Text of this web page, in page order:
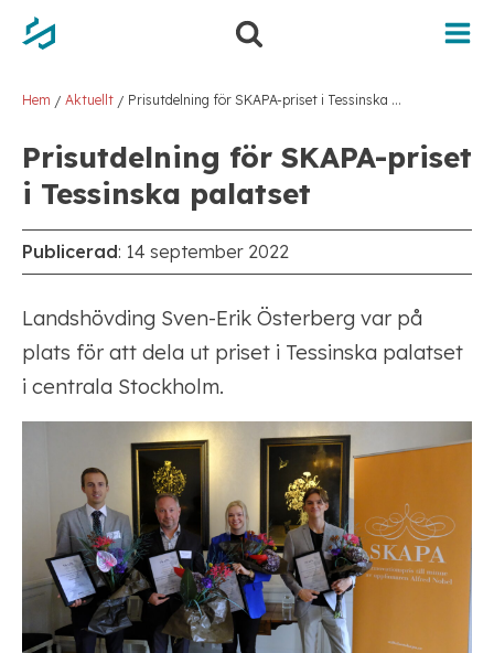
Hoppa
Hoppa
Hem / Aktuellt / Prisutdelning för SKAPA-priset i Tessinska palatset
Prisutdelning för SKAPA-priset
i Tessinska palatset
Publicerad: 14 september 2022
Landshövding Sven-Erik Österberg var på
plats för att dela ut priset i Tessinska palatset
i centrala Stockholm.